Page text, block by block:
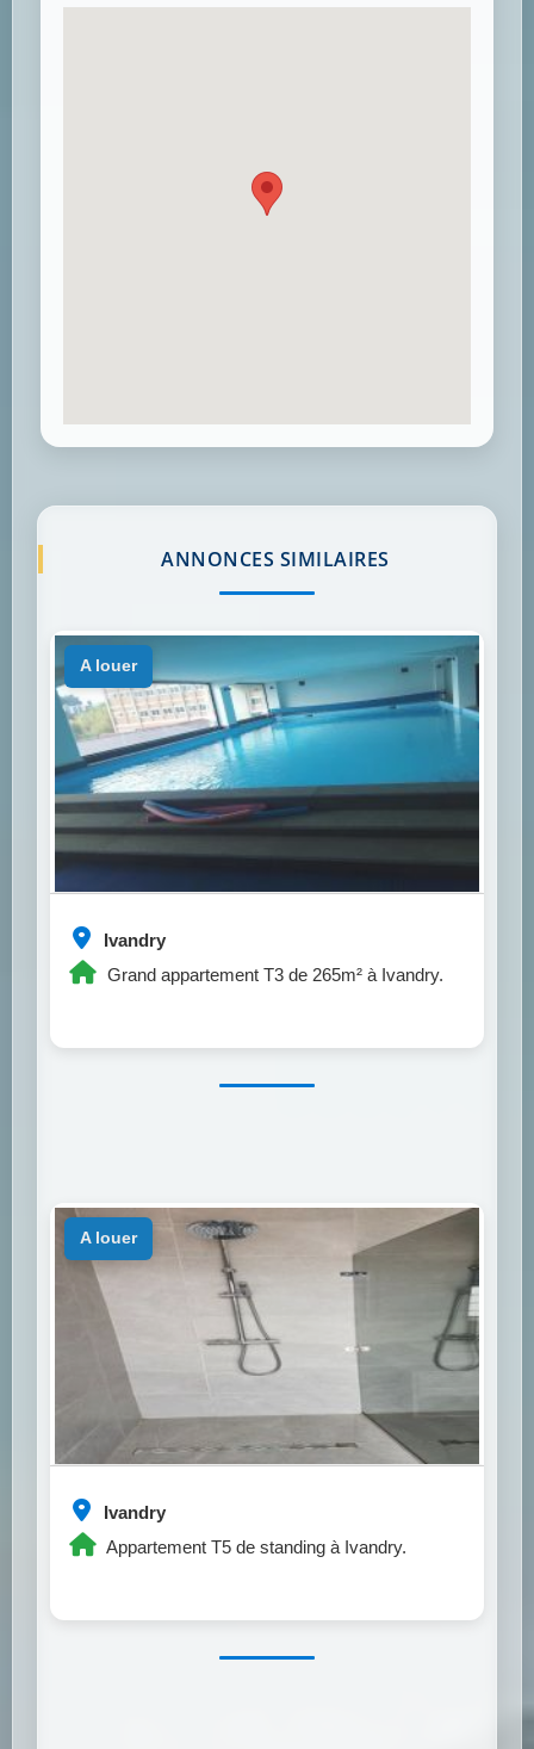
ANNONCES SIMILAIRES
Ivandry
Grand appartement T3 de 265m² à Ivandry.
a louer
Ivandry
Appartement T5 de standing à Ivandry.
a louer